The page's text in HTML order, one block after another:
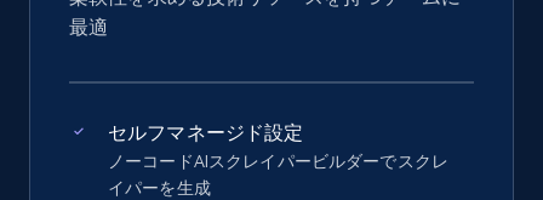
最適
セルフマネージド設定
ノーコードAIスクレイパービルダーでスクレ
イパーを生成